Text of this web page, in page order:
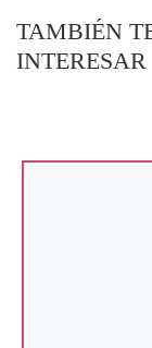
TAMBIÉN
INTERESAR